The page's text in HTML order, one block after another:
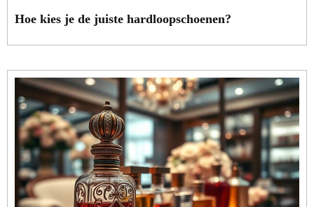
Hoe kies je de juiste hardloopschoenen?